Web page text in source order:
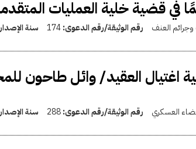
وجرائم العنف رقم الوثيقة/رقم الدعوى:174 سنة
في قضية اغتيال العقيد/ وائل
العسكري رقم الوثيقة/رقم الدعوى:288 سنة